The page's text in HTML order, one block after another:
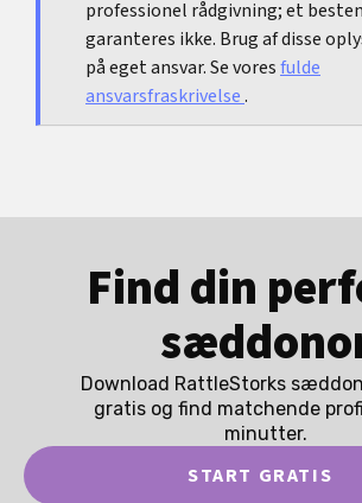
professionel rådgivning; et
garanteres ikke. Brug af disse
på eget ansvar. Se voresfulde
ansvarsfraskrivelse.
Find din
Download RattleStorks
gratis og find matchende
minutter.
START GRATIS